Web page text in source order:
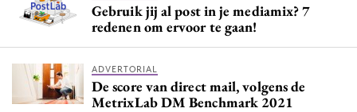
Gebruik jij al post in je mediamix? 7
redenen om ervoor te gaan!
ADVERTORIAL
De score van direct mail, volgens de
MetrixLab DM Benchmark 2021